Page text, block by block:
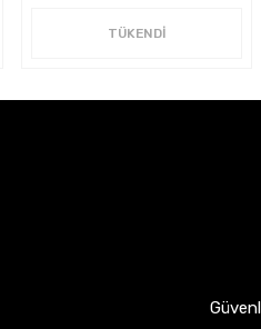
TÜKENDİ